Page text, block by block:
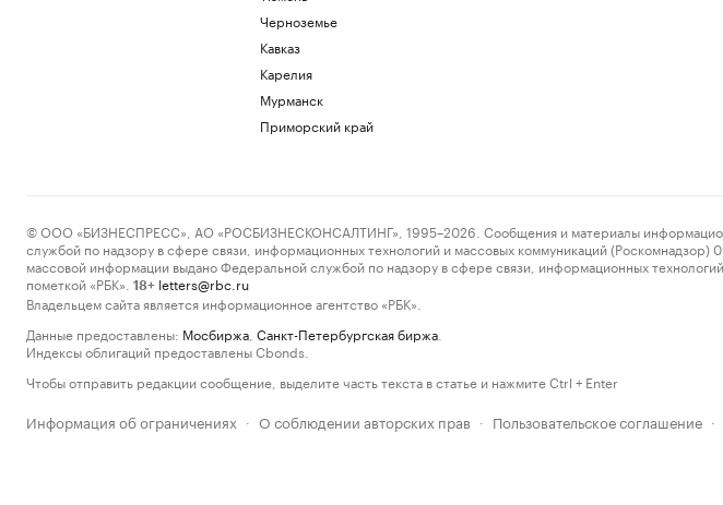
Черноземье
Кавказ
Карелия
Мурманск
Приморский край
© ООО «БИЗНЕСПРЕСС», АО «РОСБИЗНЕСКОНСАЛТИНГ», 1995–2026. Сообщения и материалы
службой по надзору в сфере связи, информационных технологий и массовых коммуникаций
массовой информации выдано Федеральной службой по надзору в сфере связи, информационных
пометкой «РБК».
18+ letters@rbc.ru
Владельцем сайта является информационное агентство «РБК».
Данные предоставлены: Мосбиржа Санкт-Петербургская биржа
Индексы облигаций предоставлены Cbonds.
Чтобы отправить редакции сообщение, выделите часть текста в статье и нажмите Ctrl + Enter
Информация об ограничениях · О соблюдении авторских прав · Пользовательское соглашение ·